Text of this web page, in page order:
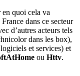
en quoi cela va
dans ce secteur
d’autres acteurs tels
dans les box),
et services) et
ou Httv.